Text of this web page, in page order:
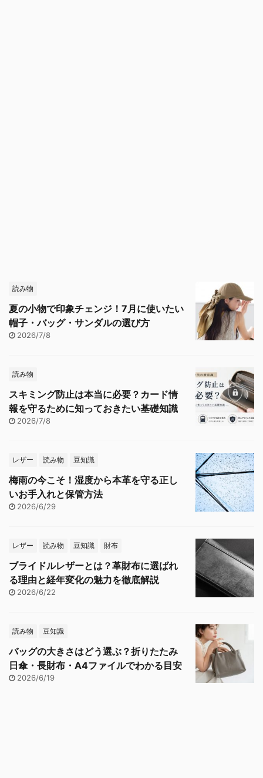
読み物
夏の小物で印象チェンジ！7月に使いたい
帽子・バッグ・サンダルの選び方
2026/7/8
読み物
スキミング防止は本当に必要？カード情
報を守るために知っておきたい基礎知識
2026/7/8
レザー 読み物 豆知識
梅雨の今こそ！湿度から本革を守る正し
いお手入れと保管方法
2026/6/29
レザー 読み物 豆知識 財布
ブライドルレザーとは？革財布に選ばれ
る理由と経年変化の魅力を徹底解説
2026/6/22
読み物 豆知識
バッグの大きさはどう選ぶ？折りたたみ
日傘・長財布・A4ファイルでわかる目安
2026/6/19